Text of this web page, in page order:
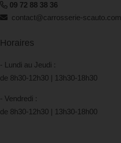
09 72 88 38 36
contact@carrosserie-scauto.com
Horaires
- Lundi au Jeudi :
de 8h30-12h30 | 13h30-18h30
- Vendredi :
de 8h30-12h30 | 13h30-18h00